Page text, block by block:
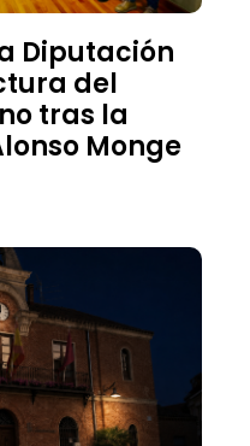
Diputación
del
tras la
Monge